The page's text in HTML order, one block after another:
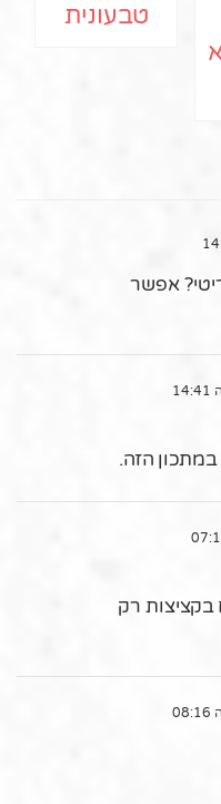
טבעונית
אפשר
הזה.
רק